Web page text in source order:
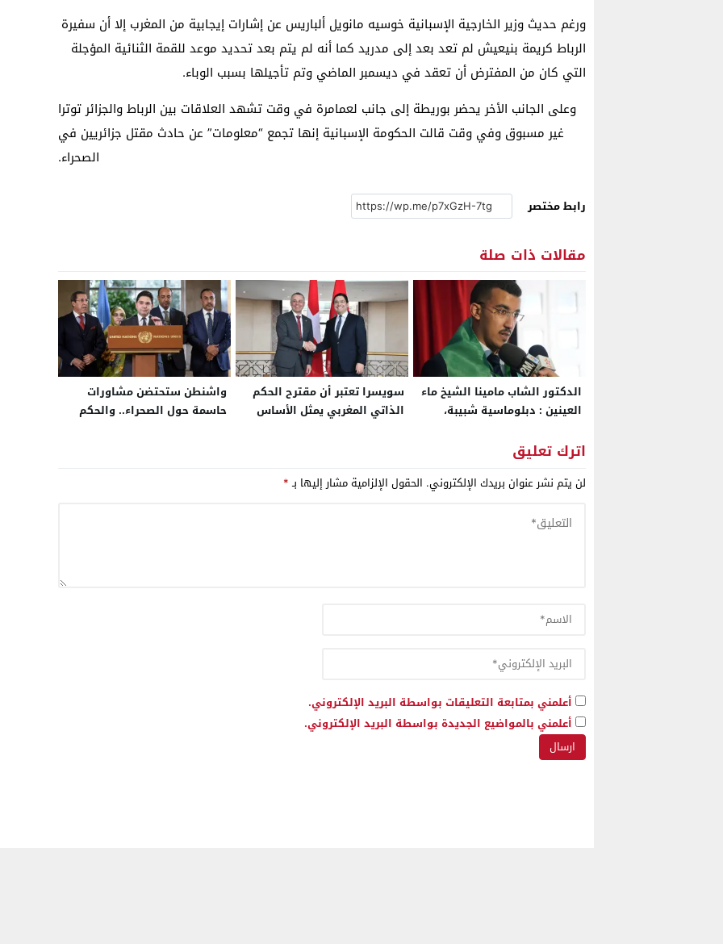
ورغم حديث وزير الخارجية الإسبانية خوسيه مانويل ألباريس عن إشارات إيجابية من المغرب إلا أن سفيرة
الرباط كريمة بنيعيش لم تعد بعد إلى مدريد كما أنه لم يتم بعد تحديد موعد للقمة الثنائية المؤجلة
التي كان من المفترض أن تعقد في ديسمبر الماضي وتم تأجيلها بسبب الوباء.
وعلى الجانب الأخر يحضر بوريطة إلى جانب لعمامرة في وقت تشهد العلاقات بين الرباط والجزائر توترا
غير مسبوق وفي وقت قالت الحكومة الإسبانية إنها تجمع “معلومات” عن حادث مقتل جزائريين في
الصحراء.
رابط مختصر
مقالات ذات صلة
الدكتور الشاب مامينا الشيخ ماء
العينين : دبلوماسية شبيبة،
اقتصادية بنواكشوط
سويسرا تعتبر أن مقترح الحكم
الذاتي المغربي يمثل الأساس
واشنطن ستحتضن مشاورات
حاسمة حول الصحراء.. والحكم
اترك تعليق
لن يتم نشر عنوان بريدك الإلكتروني. الحقول الإلزامية مشار إليها بـ*
أعلمني بمتابعة التعليقات بواسطة البريد الإلكتروني.
أعلمني بالمواضيع الجديدة بواسطة البريد الإلكتروني.